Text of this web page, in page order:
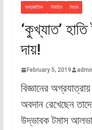
আন্তর্জাতিক নির্বাচিত ফিচার
‘কুখ্যাত’
দায়!
February 5, 2019
বিজ্ঞানের
অবদান রেখেছেন
উদ্ভাবক টমাস